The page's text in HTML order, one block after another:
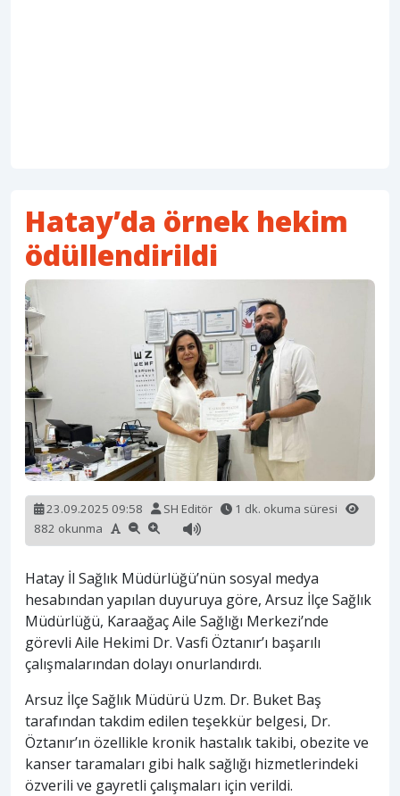
Hatay’da örnek hekim
ödüllendirildi
23.09.2025 09:58 SH Editör
1 dk. okuma süresi
882 okunma
Hatay İl Sağlık Müdürlüğü’nün sosyal medya
hesabından yapılan duyuruya göre, Arsuz İlçe Sağlık
Müdürlüğü, Karaağaç Aile Sağlığı Merkezi’nde
görevli Aile Hekimi Dr. Vasfi Öztanır’ı başarılı
çalışmalarından dolayı onurlandırdı.
Arsuz İlçe Sağlık Müdürü Uzm. Dr. Buket Baş
tarafından takdim edilen teşekkür belgesi, Dr.
Öztanır’ın özellikle kronik hastalık takibi, obezite ve
kanser taramaları gibi halk sağlığı hizmetlerindeki
özverili ve gayretli çalışmaları için verildi.